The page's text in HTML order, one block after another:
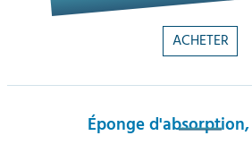
ACHETER
Éponge